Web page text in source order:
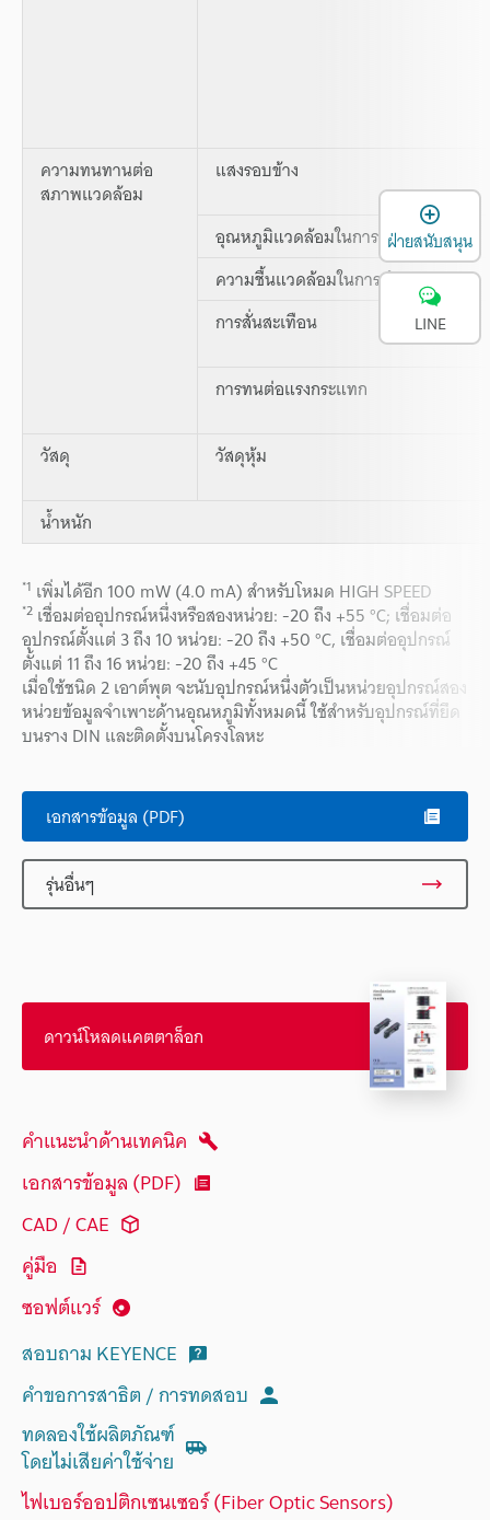
ความทนทานต่อ
สภาพแวดล้อม
แสงรอบข้าง
อุณหภูมิแวดล้อมในการทำงาน
ความชื้นแวดล้อมในการทำงาน
การสั่นสะเทือน
การทนต่อแรงกระแทก
วัสดุ วัสดุหุ้ม
น้ำหนัก
*1 เพิ่มได้อีก 100 mW (4.0 mA) สำหรับโหมด HIGH SPEED
*2 เชื่อมต่ออุปกรณ์หนึ่งหรือสองหน่วย: -20 ถึง +55 °C; เชื่อมต่อ
อุปกรณ์ตั้งแต่ 3 ถึง 10 หน่วย: -20 ถึง +50 °C, เชื่อมต่ออุปกรณ์
ตั้งแต่ 11 ถึง 16 หน่วย: -20 ถึง +45 °C
เมื่อใช้ชนิด 2 เอาต์พุต จะนับอุปกรณ์หนึ่งตัวเป็นหน่วยอุปกรณ์สอง
หน่วยข้อมูลจำเพาะด้านอุณหภูมิทั้งหมดนี้ ใช้สำหรับอุปกรณ์ที่ยึด
บนราง DIN และติดตั้งบนโครงโลหะ
เอกสารข้อมูล (PDF)
รุ่นอื่นๆ
ดาวน์โหลดแคตตาล็อก
คำแนะนำด้านเทคนิค
เอกสารข้อมูล (PDF)
CAD / CAE
คู่มือ
ซอฟต์แวร์
สอบถาม KEYENCE
คำขอการสาธิต / การทดสอบ
ทดลองใช้ผลิตภัณฑ์
โดยไม่เสียค่าใช้จ่าย
ไฟเบอร์ออปติกเซนเซอร์ (Fiber Optic Sensors)
ฝ่ายสนับสนุน
LINE